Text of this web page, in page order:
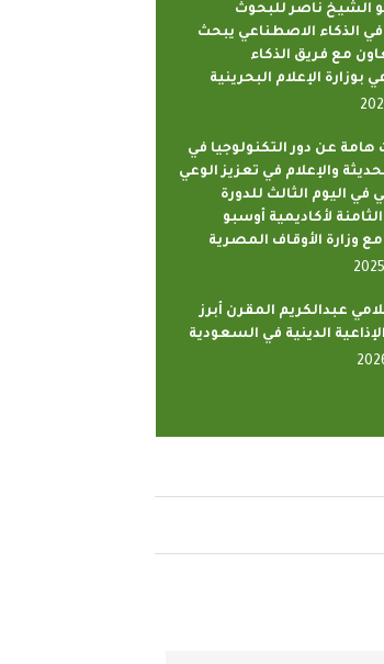
الشيخ ناصر للبحوث
في الذكاء الاصطناعي يبحث
مع فريق الذكاء
بوزارة الإعلام البحرينية
عن دور التكنولوجيا في
والإعلام في تعزيز الوعي
في اليوم الثالث للدورة
الثامنة لأكاديمية أوسبو
وزارة الأوقاف المصرية
عبدالكريم المقرن أبرز
الدينية في السعودية